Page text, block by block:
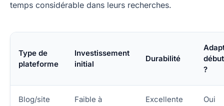
temps considérable dans leurs recherches.
Type de
plateforme
Investissement
initial
Durabilité
?
Blog/site
Faible à
Excellente Oui